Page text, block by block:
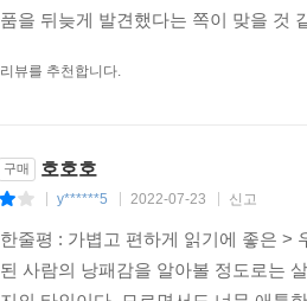
에는 영화감독 윤가은의 다채로운
보석 같은 이야기들이다.
지금보다는 천천히 흘러가고, 조
에 이르러 추억하게 된 입장에서
을 뒤늦게 발견했다는 쪽이 맞을 것
뷰를 추천합니다.
구매 호호호
y******5 2022-07-23 신고
줄평 : 가볍고 편하게 읽기에 좋은 >
사람의 낭패감을 알아볼 정도로는